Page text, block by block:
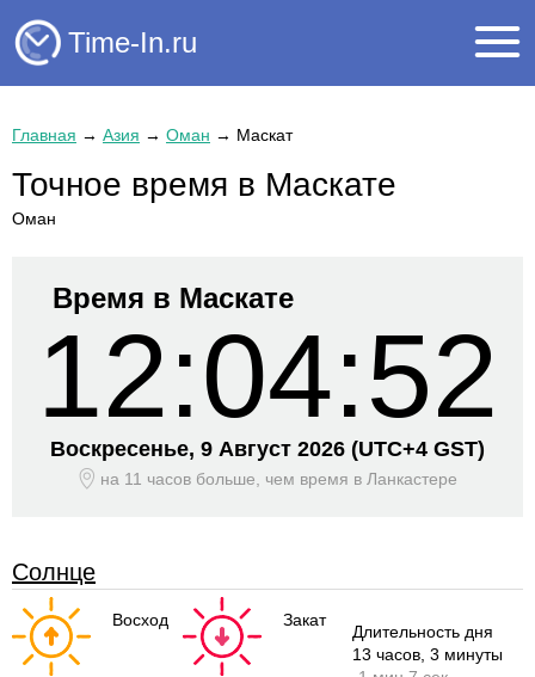
Time-In.ru
Главная → Азия → Оман → Маскат
Точное время в Маскате
Оман
Время в Маскате
12:04:52
Воскресенье, 9 Август 2026 (UTC+4 GST)
на 11 часов больше, чем время в Ланкастере
Солнце
Восход Закат
Длительность дня
13 часов , 3 минуты